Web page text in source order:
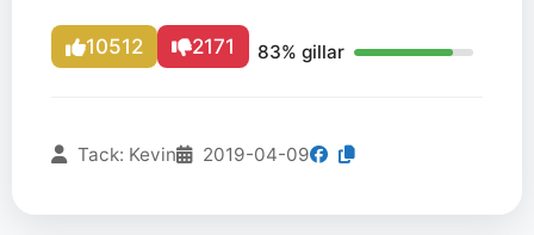
10512 2171 83% gillar
Tack: Kevin 2019-04-09